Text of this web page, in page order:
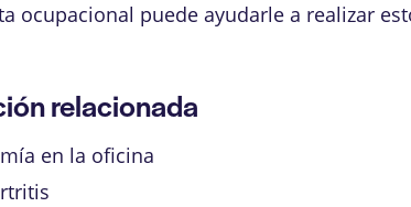
ocupacional puede ayudarle a realizar
relacionada
en la oficina